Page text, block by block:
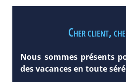
Cher client,
Nous sommes présents
des vacances en toute